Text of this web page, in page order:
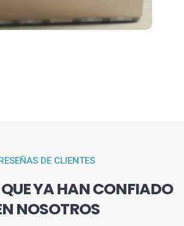
DE CLIENTES
YA HAN CONFIADO
NOSOTROS